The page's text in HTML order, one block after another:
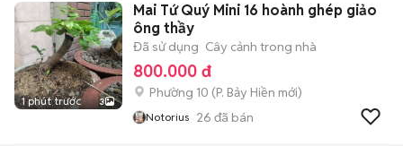
1 phút trước 3
Mai Tứ Quý Mini 16 hoành ghép giảo
ông thầy
Đã sử dụng Cây cảnh trong nhà
800.000 đ
Phường 10 (P. Bảy Hiền mới)
Notorius 26 đã bán